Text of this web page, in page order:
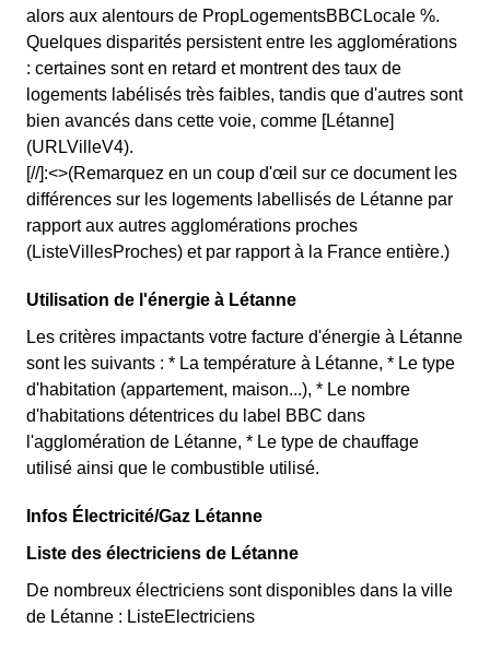
alors aux alentours de PropLogementsBBCLocale %.
Quelques disparités persistent entre les agglomérations
: certaines sont en retard et montrent des taux de
logements labélisés très faibles, tandis que d'autres sont
bien avancés dans cette voie, comme [Létanne]
(URLVilleV4).
[//]:<>(Remarquez en un coup d'œil sur ce document les
différences sur les logements labellisés de Létanne par
rapport aux autres agglomérations proches
(ListeVillesProches) et par rapport à la France entière.)
Utilisation de l'énergie à Létanne
Les critères impactants votre facture d'énergie à Létanne
sont les suivants : * La température à Létanne, * Le type
d'habitation (appartement, maison...), * Le nombre
d'habitations détentrices du label BBC dans
l'agglomération de Létanne, * Le type de chauffage
utilisé ainsi que le combustible utilisé.
Infos Électricité/Gaz Létanne
Liste des électriciens de Létanne
De nombreux électriciens sont disponibles dans la ville
de Létanne : ListeElectriciens